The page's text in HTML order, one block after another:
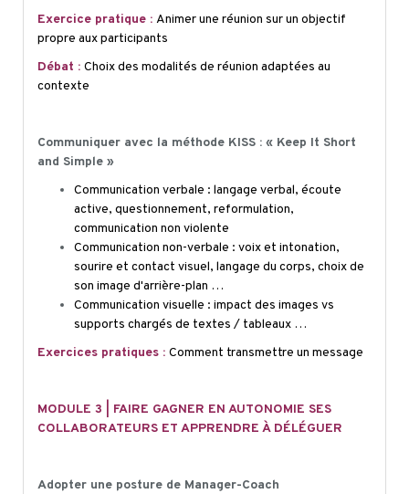
Exercice pratique : Animer une réunion sur un objectif
propre aux participants
Débat : Choix des modalités de réunion adaptées au
contexte
Communiquer avec la méthode KISS : « Keep It Short
and Simple »
Communication verbale : langage verbal, écoute
active, questionnement, reformulation,
communication non violente
Communication non-verbale : voix et intonation,
sourire et contact visuel, langage du corps, choix de
son image d'arrière-plan …
Communication visuelle : impact des images vs
supports chargés de textes / tableaux …
Exercices pratiques : Comment transmettre un message
MODULE 3 | FAIRE GAGNER EN AUTONOMIE SES
COLLABORATEURS ET APPRENDRE À DÉLÉGUER
Adopter une posture de Manager-Coach